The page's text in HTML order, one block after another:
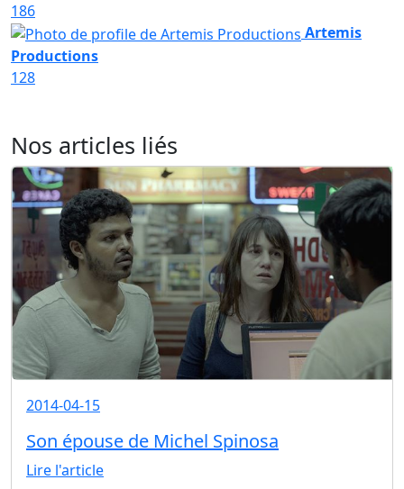
186
Artemis
Productions
128
Nos articles liés
2014-04-15
Son épouse de Michel Spinosa
Lire l'article